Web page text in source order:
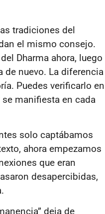
tradiciones del
el mismo consejo.
Dharma ahora, luego
de nuevo. La diferencia
Puedes verificarlo en
manifiesta en cada
solo captábamos
ahora empezamos
que eran
desapercibidas,
deja de